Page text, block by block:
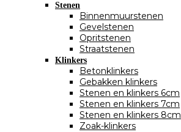
Stenen
Binnenmuurstenen
Gevelstenen
Opritstenen
Straatstenen
Klinkers
Betonklinkers
Gebakken klinkers
Stenen en klinkers 6cm
Stenen en klinkers 7cm
Stenen en klinkers 8cm
Zoak-klinkers